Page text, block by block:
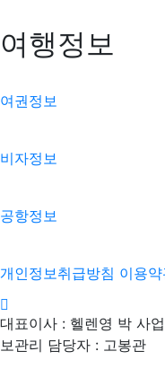
여행정보
여권정보
비자정보
공항정보
개인정보취급방침 이용
대표이사 : 헬렌영 박 사
보관리 담당자 : 고봉관